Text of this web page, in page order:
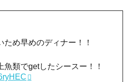
め早めのディナー！！
魚類でgetしたシースー！！